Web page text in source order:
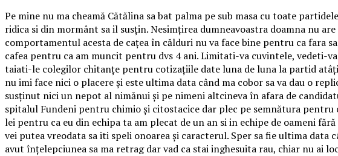
Pe mine nu ma cheamă Cătălina sa bat palma pe sub masa cu toate
ridica si din mormânt sa il susțin. Nesimțirea dumneavoastra doamna nu
comportamentul acesta de cațea în călduri nu va face bine pentru ca fara
cafea pentru ca am muncit pentru dvs 4 ani. Limitati-va cuvintele, vedeti-
taiati-le colegilor chitanțe pentru cotizațiile date luna de luna la partid
nu imi face nici o placere și este ultima data când ma cobor sa va dau o
susținut nici un nepot al nimănui și pe nimeni altcineva în afara de
spitalul Fundeni pentru chimio și citostacice dar plec pe semnătura
lei pentru ca eu din echipa ta am plecat de un an si in echipe de oameni
vei putea vreodata sa iti speli onoarea și caracterul. Sper sa fie ultima data
avut înțelepciunea sa ma retrag dar vad ca stai inghesuita rau, chiar nu ai